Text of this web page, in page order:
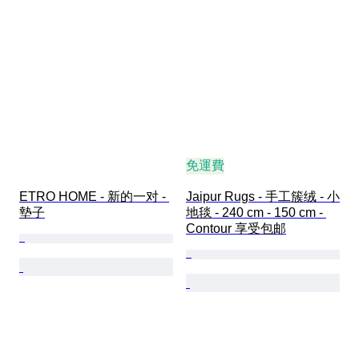
ETRO HOME - 新的一对 -
墊子
免運費
Jaipur Rugs - 手工簇绒 - 小
地毯 - 240 cm - 150 cm -
Contour 享受包邮